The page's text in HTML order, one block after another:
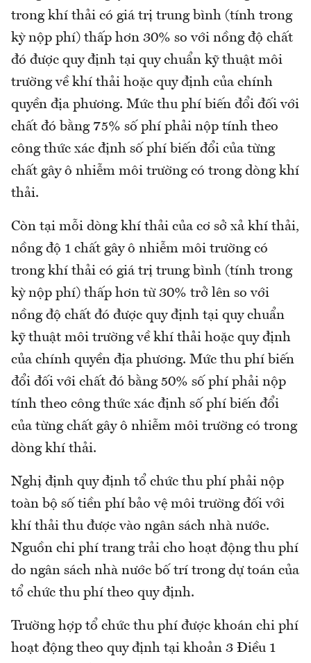
trong khí thải có giá trị trung bình (tính trong
kỳ nộp phí) thấp hơn 30% so với nồng độ chất
đó được quy định tại quy chuẩn kỹ thuật môi
trường về khí thải hoặc quy định của chính
quyền địa phương. Mức thu phí biến đổi đối với
chất đó bằng 75% số phí phải nộp tính theo
công thức xác định số phí biến đổi của từng
chất gây ô nhiễm môi trường có trong dòng khí
thải.
Còn tại mỗi dòng khí thải của cơ sở xả khí thải,
nồng độ 1 chất gây ô nhiễm môi trường có
trong khí thải có giá trị trung bình (tính trong
kỳ nộp phí) thấp hơn từ 30% trở lên so với
nồng độ chất đó được quy định tại quy chuẩn
kỹ thuật môi trường về khí thải hoặc quy định
của chính quyền địa phương. Mức thu phí biến
đổi đối với chất đó bằng 50% số phí phải nộp
tính theo công thức xác định số phí biến đổi
của từng chất gây ô nhiễm môi trường có trong
dòng khí thải.
Nghị định quy định tổ chức thu phí phải nộp
toàn bộ số tiền phí bảo vệ môi trường đối với
khí thải thu được vào ngân sách nhà nước.
Nguồn chi phí trang trải cho hoạt động thu phí
do ngân sách nhà nước bố trí trong dự toán của
tổ chức thu phí theo quy định.
Trường hợp tổ chức thu phí được khoán chi phí
hoạt động theo quy định tại khoản 3 Điều 1